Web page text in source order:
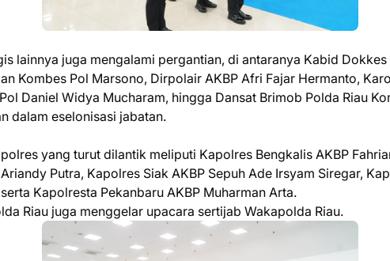
lainnya juga mengalami pergantian, di antaranya Kabid
Kombes Pol Marsono, Dirpolair AKBP Afri Fajar Hermanto,
Daniel Widya Mucharam, hingga Dansat Brimob Polda Riau
dalam eselonisasi jabatan.
yang turut dilantik meliputi Kapolres Bengkalis AKBP
Putra, Kapolres Siak AKBP Sepuh Ade Irsyam Siregar,
Kapolresta Pekanbaru AKBP Muharman Arta.
Riau juga menggelar upacara sertijab Wakapolda Riau.